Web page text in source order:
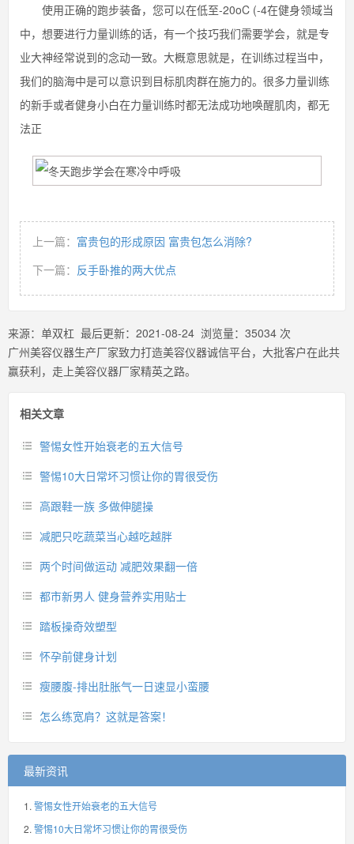
使用正确的跑步装备，您可以在低至-20oC (-4在健身领域当
中，想要进行力量训练的话，有一个技巧我们需要学会，就是专
业大神经常说到的念动一致。大概意思就是，在训练过程当中，
我们的脑海中是可以意识到目标肌肉群在施力的。很多力量训练
的新手或者健身小白在力量训练时都无法成功地唤醒肌肉，都无
法正
上一篇： 富贵包的形成原因 富贵包怎么消除?
下一篇： 反手卧推的两大优点
来源： 单双杠 最后更新： 2021-08-24 浏览量： 35034 次
广州美容仪器生产厂家致力打造美容仪器诚信平台，大批客户在此共
赢获利，走上美容仪器厂家精英之路。
相关文章
警惕女性开始衰老的五大信号
警惕10大日常坏习惯让你的胃很受伤
高跟鞋一族 多做伸腿操
减肥只吃蔬菜当心越吃越胖
两个时间做运动 减肥效果翻一倍
都市新男人 健身营养实用贴士
踏板操奇效塑型
怀孕前健身计划
瘦腰腹-排出肚胀气一日速显小蛮腰
怎么练宽肩？这就是答案！
最新资讯
警惕女性开始衰老的五大信号
警惕10大日常坏习惯让你的胃很受伤